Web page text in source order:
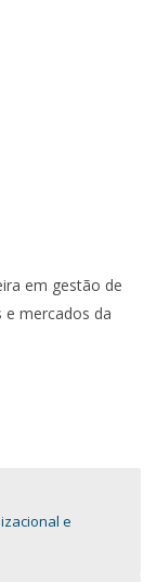
em gestão de
mercados da
e